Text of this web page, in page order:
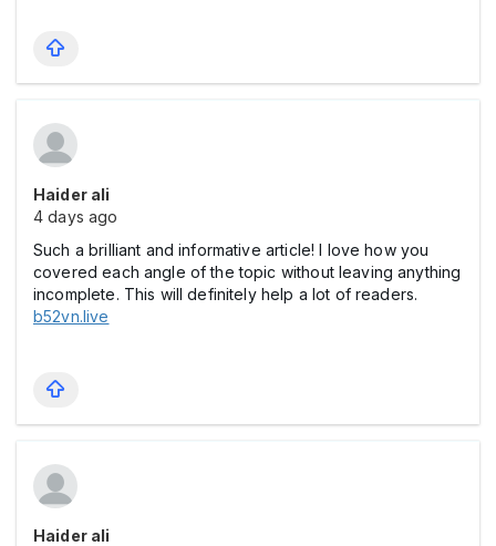
Haider ali
4 days ago
Such a brilliant and informative article! I love how you
covered each angle of the topic without leaving anything
incomplete. This will definitely help a lot of readers.
b52vn.live
Haider ali